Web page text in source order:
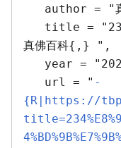
真佛百科{,} ",
   url = "
-
{R|https://